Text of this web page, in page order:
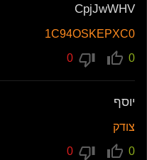
CpjJwWHV
1C94OSKEPXC0
0
יוסף
צודק
0